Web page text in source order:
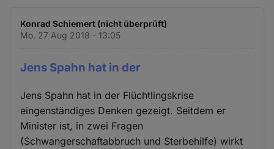
Konrad Schiemert (nicht überprüft)
Mo. 27 Aug 2018 - 13:05
Jens Spahn hat in der
Jens Spahn hat in der Flüchtlingskrise
eingenständiges Denken gezeigt. Seitdem er
Minister ist, in zwei Fragen
(Schwangerschaftabbruch und Sterbehilfe) wirkt